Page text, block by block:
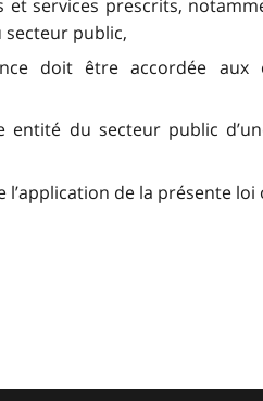
services prescrits,
secteur public,
doit être accordée aux
du secteur public
de la présente loi